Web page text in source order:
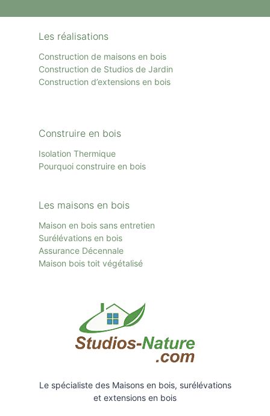
Les réalisations
Construction de maisons en bois
Construction de Studios de Jardin
Construction d’extensions en bois
Construire en bois
Isolation Thermique
Pourquoi construire en bois
Les maisons en bois
Maison en bois sans entretien
Surélévations en bois
Assurance Décennale
Maison bois toit végétalisé
Le spécialiste des Maisons en bois, surélévations
et extensions en bois